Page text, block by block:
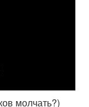
молчать?)